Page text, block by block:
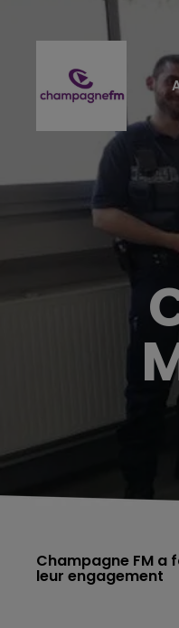
Champagne FM a
leur engagement